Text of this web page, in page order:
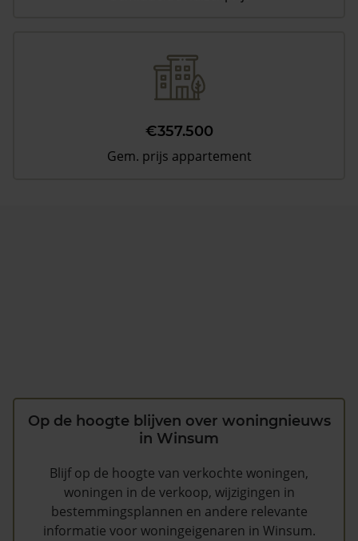
€357.500
Gem. prijs appartement
Op de hoogte blijven over woningnieuws
in Winsum
Blijf op de hoogte van verkochte woningen,
woningen in de verkoop, wijzigingen in
bestemmingsplannen en andere relevante
informatie voor woningeigenaren in Winsum.